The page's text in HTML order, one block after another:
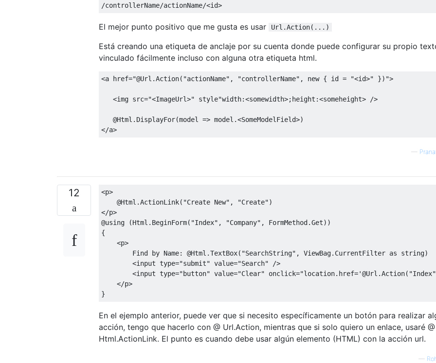
/controllerName/actionName/<id>
El mejor punto positivo que me gusta es usar Url.Action(...)
Está creando una etiqueta de anclaje por su cuenta donde puede configurar su propio
vinculado fácilmente incluso con alguna otra etiqueta html.
<a href="@Url.Action("actionName", "controllerName", new { id = "<id>" })">
<img src="<ImageUrl>" style"width:<somewidth>;height :<someheight> />
@Html . DisplayFor(model => model .<SomeModelField>)
</a>
—
12
<p>
@Html .ActionLink( "Create New" , "Create")
</p>
@using
(Html . BeginForm( "Index" , "Company" , FormMethod.Get))
{
<p>
Find by Name: @Html .TextBox( "SearchString" , ViewBag. CurrentFilter as string)
<input type="submit" value="Search"
/>
<input type="button" value="Clear" onclick="location.href='@Url.Action("Index
</p>
}
En el ejemplo anterior, puede ver que si necesito específicamente un botón para realizar
acción, tengo que hacerlo con @ Url.Action, mientras que si solo quiero un enlace, usaré @
Html.ActionLink. El punto es cuando debe usar algún elemento (HTML) con la acción url.
—